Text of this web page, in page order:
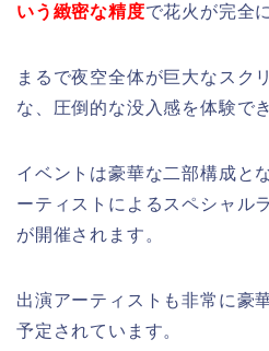
いう緻密な精度で花火が完全
まるで夜空全体が巨大なスク
な、圧倒的な没入感を体験で
イベントは豪華な二部構成と
ーティストによるスペシャル
が開催されます。
出演アーティストも非常に豪
予定されています。